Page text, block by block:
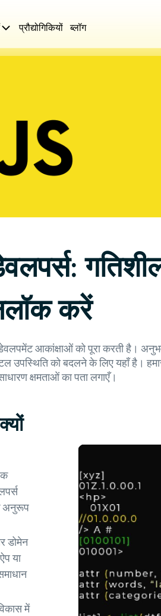
प्रौद्योगिकियों ब्लॉग
करें
आकांक्षाओं को पूरा करती है।
को बदलने के लिए यहाँ है।
क्षमताओं का पता लगाएँ।
अनुरूप
डोमेन
या
में